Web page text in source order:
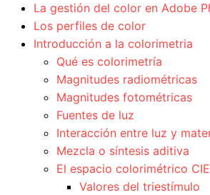
La gestión del color en Adobe
Los perfiles de color
Introducción a la colorimetria
Qué es colorimetría
Magnitudes radiométricas
Magnitudes fotométricas
Fuentes de luz
Interacción entre luz y
Mezcla o síntesis aditiva
El espacio colorimétrico
Valores del triestímulo